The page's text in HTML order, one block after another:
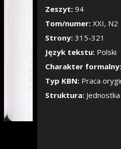
Zeszyt: 94
Tom/numer: XXI, N2
Strony: 315-321
Język tekstu: Polski
Charakter formalny:
Typ KBN: Praca
Struktura: